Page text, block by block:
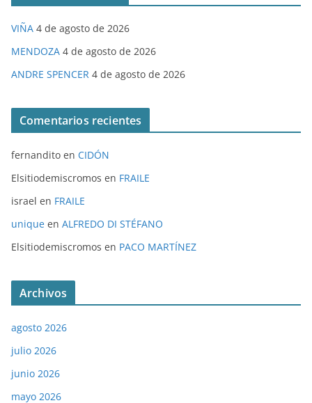
VIÑA 4 de agosto de 2026
MENDOZA 4 de agosto de 2026
ANDRE SPENCER 4 de agosto de 2026
Comentarios recientes
fernandito en CIDÓN
Elsitiodemiscromos en FRAILE
israel en FRAILE
unique en ALFREDO DI STÉFANO
Elsitiodemiscromos en PACO MARTÍNEZ
Archivos
agosto 2026
julio 2026
junio 2026
mayo 2026